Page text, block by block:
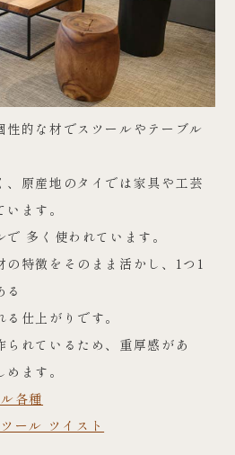
性的な材でスツールやテーブル
、原産地のタイでは家具や工芸
ます。
多く使われています。
特徴をそのまま活かし、1つ1
る
仕上がりです。
れているため、重厚感があ
ます。
各種
ール ツイスト